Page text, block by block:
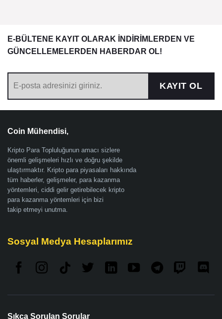
E-BÜLTENE KAYIT OLARAK İNDİRİMLERDEN VE
GÜNCELLEMELERDEN HABERDAR OL!
KAYIT OL
Coin Mühendisi,
Kripto Para Topluluğunun amacı sizlere
önemli gelişmeleri hızlı ve doğru şekilde
ulaştırmaktır. Kripto para piyasaları hakkında
tüm haberler, gelişmeler, para kazanma
yöntemleri, ciddi gelir getirebilecek kripto
para kazanma yöntemleri için bizi
takip etmeyi unutma.
Sosyal Medya Hesaplarımız
Sıkça Sorulan Sorular